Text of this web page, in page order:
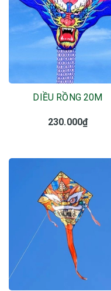
DIỀU RỒNG 20M
230.000₫